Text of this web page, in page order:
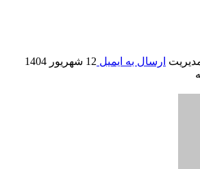
ارسال به ایمیل 12 شهریور 1404